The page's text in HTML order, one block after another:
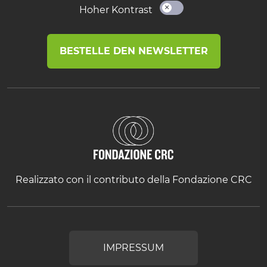
Hoher Kontrast
BESTELLE DEN NEWSLETTER
Realizzato con il contributo della Fondazione CRC
IMPRESSUM